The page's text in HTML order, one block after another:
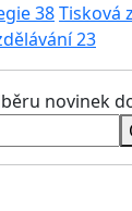
38Tisková
23
novinek